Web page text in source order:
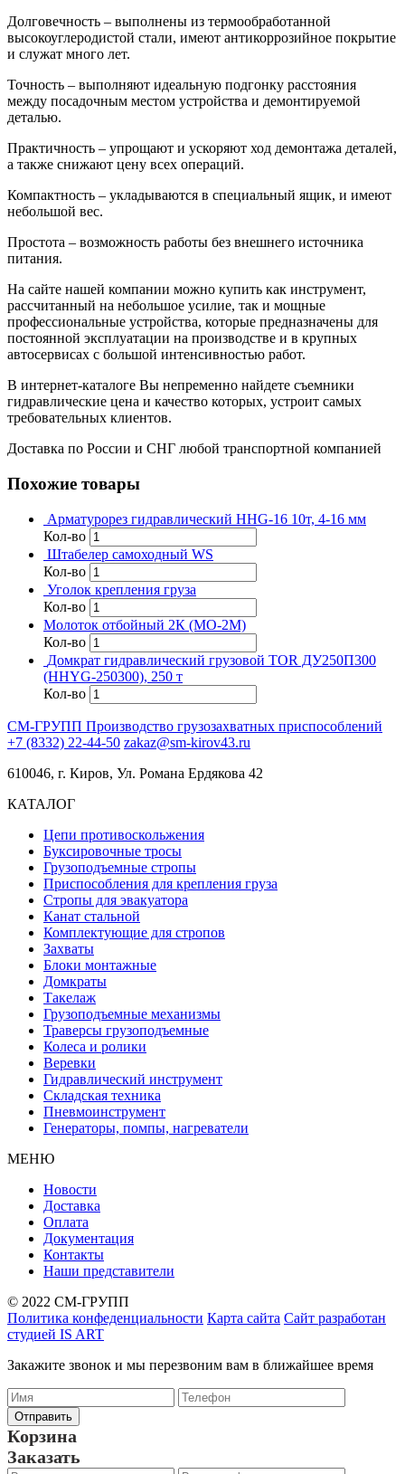
Долговечность – выполнены из термообработанной
высокоуглеродистой стали, имеют антикоррозийное покрытие
и служат много лет.
Точность – выполняют идеальную подгонку расстояния
между посадочным местом устройства и демонтируемой
деталью.
Практичность – упрощают и ускоряют ход демонтажа деталей,
а также снижают цену всех операций.
Компактность – укладываются в специальный ящик, и имеют
небольшой вес.
Простота – возможность работы без внешнего источника
питания.
На сайте нашей компании можно купить как инструмент,
рассчитанный на небольшое усилие, так и мощные
профессиональные устройства, которые предназначены для
постоянной эксплуатации на производстве и в крупных
автосервисах с большой интенсивностью работ.
В интернет-каталоге Вы непременно найдете съемники
гидравлические цена и качество которых, устроит самых
требовательных клиентов.
Доставка по России и СНГ любой транспортной компанией
Похожие товары
Арматурорез гидравлический HHG-16 10т, 4-16 мм
Кол-во
Штабелер самоходный WS
Кол-во
Уголок крепления груза
Кол-во
Молоток отбойный 2К (МО-2М)
Кол-во
Домкрат гидравлический грузовой TOR ДУ250П300
(HHYG-250300), 250 т
Кол-во
СМ-ГРУПП Производство грузозахватных приспособлений
+7 (8332) 22-44-50 zakaz@sm-kirov43.ru
610046, г. Киров, Ул. Романа Ердякова 42
КАТАЛОГ
Цепи противоскольжения
Буксировочные тросы
Грузоподъемные стропы
Приспособления для крепления груза
Стропы для эвакуатора
Канат стальной
Комплектующие для стропов
Захваты
Блоки монтажные
Домкраты
Такелаж
Грузоподъемные механизмы
Траверсы грузоподъемные
Колеса и ролики
Веревки
Гидравлический инструмент
Складская техника
Пневмоинструмент
Генераторы, помпы, нагреватели
МЕНЮ
Новости
Доставка
Оплата
Документация
Контакты
Наши представители
© 2022 СМ-ГРУПП
Политика конфеденциальности Карта сайта Сайт разработан
студией IS ART
Закажите звонок и мы перезвоним вам в ближайшее время
Корзина
Заказать